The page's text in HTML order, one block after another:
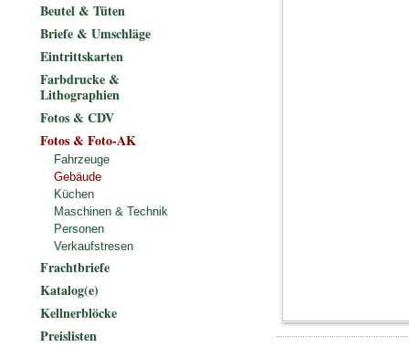
Beutel & Tüten
Briefe & Umschläge
Eintrittskarten
Farbdrucke &
Lithographien
Fotos & CDV
Fotos & Foto-AK
Fahrzeuge
Gebäude
Küchen
Maschinen & Technik
Personen
Verkaufstresen
Frachtbriefe
Katalog(e)
Kellnerblöcke
Preislisten